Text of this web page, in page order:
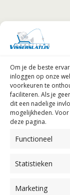
Om je de beste
inloggen op onze
voorkeuren te
faciliteren. Als je
dit een nadelige
mogelijkheden.
deze pagina.
Functioneel
Statistieken
Marketing